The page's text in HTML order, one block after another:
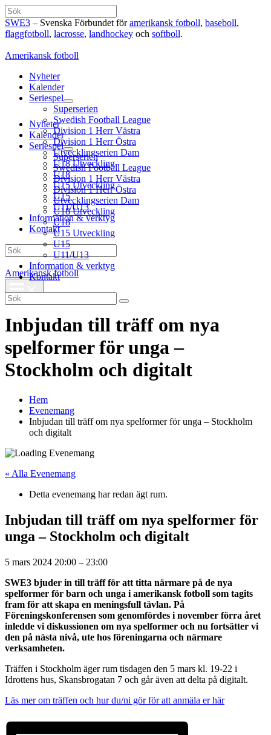
Hoppa
till
innehåll
Sök
SWE3 – Svenska Förbundet föramerikansk fotboll, baseboll,
flaggfotboll, lacrosse, landhockey och softboll.
Amerikansk fotboll
Nyheter
Kalender
Seriespel
Superserien
Swedish Football League
Division 1 Herr Västra
Division 1 Herr Östra
Utvecklingserien Dam
U18 Utveckling
U18
U15 Utveckling
U15
U11/U13
Information & verktyg
Kontakt
Sök
Amerikansk fotboll
Nyheter
Kalender
Seriespel
Superserien
Swedish Football League
Division 1 Herr Västra
Division 1 Herr Östra
Utvecklingserien Dam
U18 Utveckling
U18
U15 Utveckling
U15
U11/U13
Information & verktyg
Kontakt
Search
for:
Inbjudan till träff om nya
spelformer för unga –
Stockholm och digitalt
Hem
Evenemang
Inbjudan till träff om nya spelformer för unga – Stockholm
och digitalt
« Alla Evenemang
Detta evenemang har redan ägt rum.
Inbjudan till träff om nya spelformer för
unga – Stockholm och digitalt
5 mars 2024 20:00 – 23:00
SWE3 bjuder in till träff för att titta närmare på de nya
spelformer för barn och unga i amerikansk fotboll som tagits
fram för att skapa en meningsfull tävlan. På
Föreningskonferensen som genomfördes i november förra året
inledde vi diskussionen om nya spelformer och nu fortsätter vi
den på nästa nivå, ute hos föreningarna och närmare
verksamheten.
Träffen i Stockholm äger rum tisdagen den 5 mars kl. 19-22 i
Idrottens hus, Skansbrogatan 7 och går även att delta på digitalt.
Läs mer om träffen och hur du/ni gör för att anmäla er här